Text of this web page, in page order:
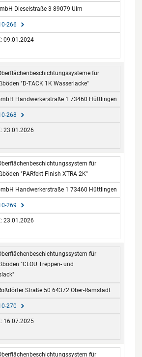
Dieselstraße 3 89079 Ulm
266
09.01.2024
für
"D-TACK 1K Wasserlacke"
Handwerkerstraße 1 73460 Hüttlingen
268
23.01.2026
für
"PARfekt Finish XTRA 2K"
Handwerkerstraße 1 73460 Hüttlingen
269
23.01.2026
für
"CLOU Treppen- und
Straße 50 64372 Ober-Ramstadt
270
16.07.2025
für